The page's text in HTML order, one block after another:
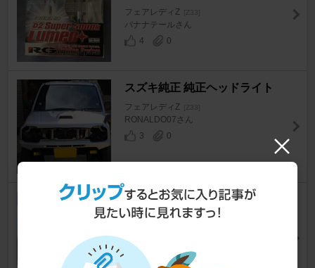
フェアレディZ [Z33]
バナナテールさん
4
0
スズキ純正 純正ヘッドライト
フェアレディZ [Z33]
RONALDO07さん
3
0
日産(純正) 純正ヘッドライト
フェアレディZ [Z33]
10